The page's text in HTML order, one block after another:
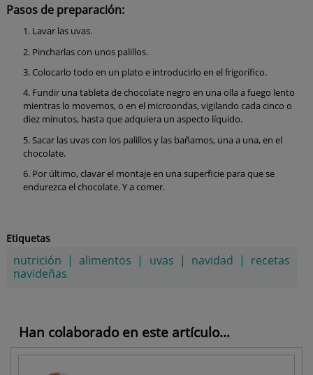
Pasos de preparación:
Lavar las uvas.
Pincharlas con unos palillos.
Colocarlo todo en un plato e introducirlo en el frigorífico.
Fundir una tableta de chocolate negro en una olla a fuego lento
mientras lo movemos, o en el microondas, vigilando cada cinco o
diez minutos, hasta que adquiera un aspecto líquido.
Sacar las uvas con los palillos y las bañamos, una a una, en el
chocolate.
Por último, clavar el montaje en una superficie para que se
endurezca el chocolate. Y a comer.
Etiquetas
nutrición |alimentos | uvas | navidad | recetas
navideñas
Han colaborado en este artículo...